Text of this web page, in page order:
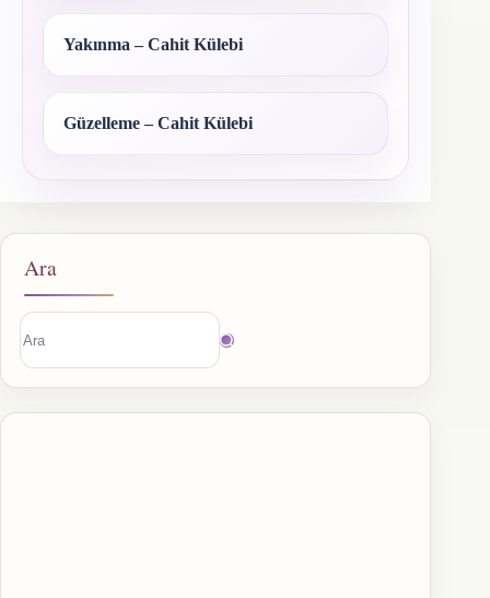
Yakınma – Cahit Külebi
Güzelleme – Cahit Külebi
Ara